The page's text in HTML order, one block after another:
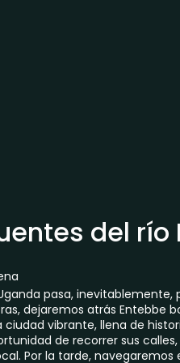
del río
pasa, inevitablemente,
dejaremos atrás Entebbe
vibrante, llena de
de recorrer sus
Por la tarde, navegaremos